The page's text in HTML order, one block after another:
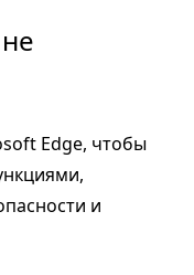
Edge, чтобы
и